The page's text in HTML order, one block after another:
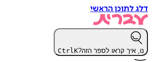
הראשי
קראו לספר הזה? CtrlK